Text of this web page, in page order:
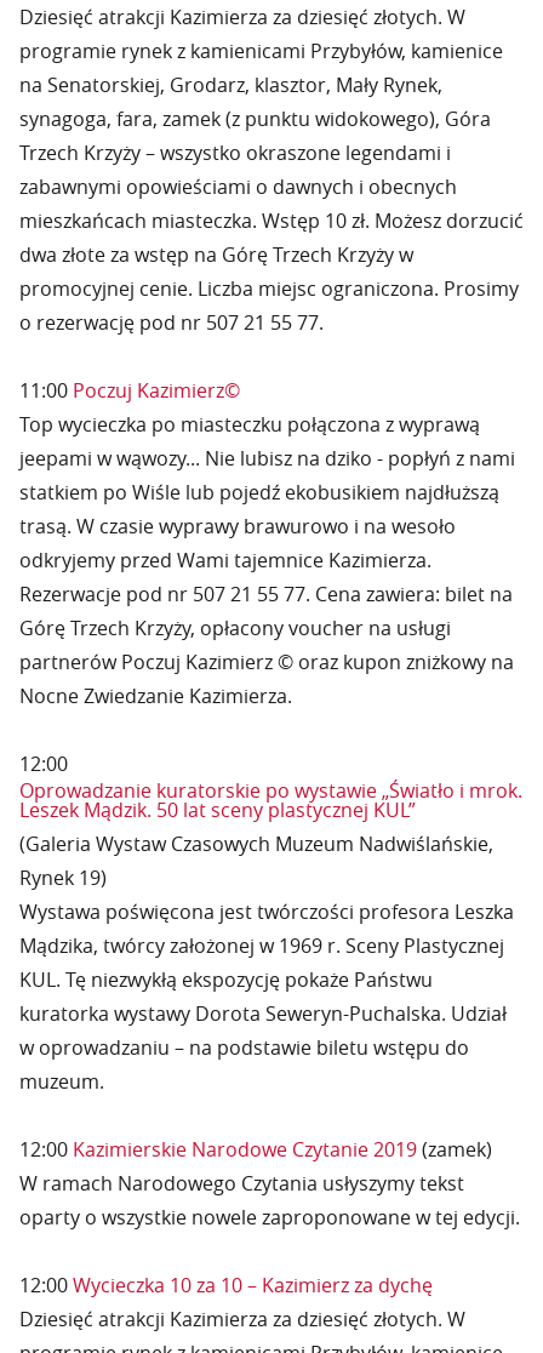
Dziesięć atrakcji Kazimierza za dziesięć złotych. W
programie rynek z kamienicami Przybyłów, kamienice
na Senatorskiej, Grodarz, klasztor, Mały Rynek,
synagoga, fara, zamek (z punktu widokowego), Góra
Trzech Krzyży – wszystko okraszone legendami i
zabawnymi opowieściami o dawnych i obecnych
mieszkańcach miasteczka. Wstęp 10 zł. Możesz dorzucić
dwa złote za wstęp na Górę Trzech Krzyży w
promocyjnej cenie. Liczba miejsc ograniczona. Prosimy
o rezerwację pod nr 507 21 55 77.
11:00 Poczuj Kazimierz©
Top wycieczka po miasteczku połączona z wyprawą
jeepami w wąwozy... Nie lubisz na dziko - popłyń z nami
statkiem po Wiśle lub pojedź ekobusikiem najdłuższą
trasą. W czasie wyprawy brawurowo i na wesoło
odkryjemy przed Wami tajemnice Kazimierza.
Rezerwacje pod nr 507 21 55 77. Cena zawiera: bilet na
Górę Trzech Krzyży, opłacony voucher na usługi
partnerów Poczuj Kazimierz © oraz kupon zniżkowy na
Nocne Zwiedzanie Kazimierza.
12:00
Oprowadzanie kuratorskie po wystawie „Światło i mrok.
Leszek Mądzik. 50 lat sceny plastycznej KUL”
(Galeria Wystaw Czasowych Muzeum Nadwiślańskie,
Rynek 19)
Wystawa poświęcona jest twórczości profesora Leszka
Mądzika, twórcy założonej w 1969 r. Sceny Plastycznej
KUL. Tę niezwykłą ekspozycję pokaże Państwu
kuratorka wystawy Dorota Seweryn-Puchalska. Udział
w oprowadzaniu – na podstawie biletu wstępu do
muzeum.
12:00 Kazimierskie Narodowe Czytanie 2019(zamek)
W ramach Narodowego Czytania usłyszymy tekst
oparty o wszystkie nowele zaproponowane w tej edycji.
12:00Wycieczka 10 za 10 – Kazimierz za dychę
Dziesięć atrakcji Kazimierza za dziesięć złotych. W